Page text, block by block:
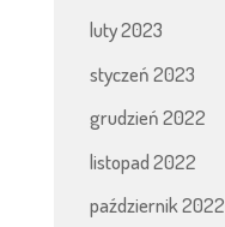
luty 2023
styczeń 2023
grudzień 2022
listopad 2022
październik 2022